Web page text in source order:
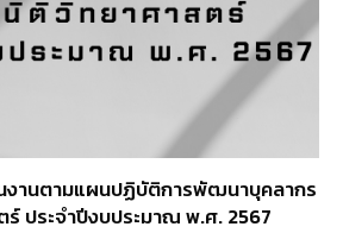
งานตามแผนปฏิบัติการพัฒนาบุคลากร
ประจำปีงบประมาณ พ.ศ. 2567